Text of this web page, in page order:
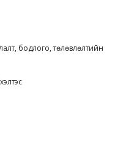
бодлого, төлөвлөлтийн